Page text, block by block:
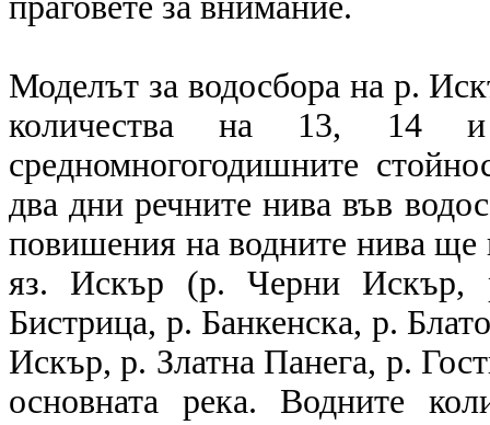
Моделът за водосбора на р.
количества на 13, 14
средномногогодишните
два дни речните нива във
повишения на водните нива ще
яз. Искър (р. Черни
Бистрица, р. Банкенска, р.
Искър, р. Златна Панега, р.
основната река. Водните